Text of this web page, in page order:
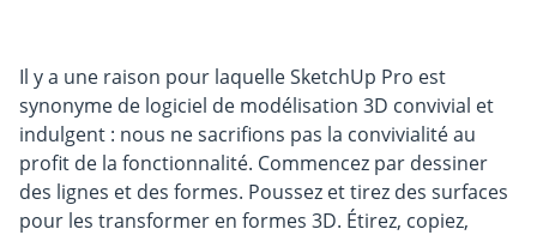
Il y a une raison pour laquelle SketchUp Pro est
synonyme de logiciel de modélisation 3D convivial et
indulgent : nous ne sacrifions pas la convivialité au
profit de la fonctionnalité. Commencez par dessiner
des lignes et des formes. Poussez et tirez des surfaces
pour les transformer en formes 3D. Étirez, copiez,